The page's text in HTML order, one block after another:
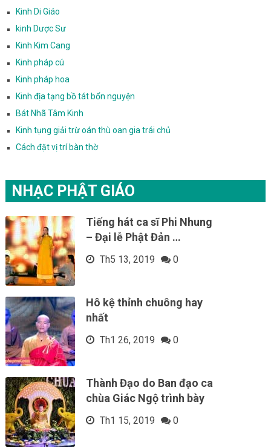
Kinh Di Giáo
kinh Dược Sư
Kinh Kim Cang
Kinh pháp cú
Kinh pháp hoa
Kinh địa tạng bồ tát bổn nguyện
Bát Nhã Tâm Kinh
Kinh tụng giải trừ oán thù oan gia trái chủ
Cách đặt vị trí bàn thờ
NHẠC PHẬT GIÁO
Tiếng hát ca sĩ Phi Nhung
– Đại lễ Phật Đản …
Th5 13, 2019 0
Hô kệ thỉnh chuông hay
nhất
Th1 26, 2019 0
Thành Đạo do Ban đạo ca
chùa Giác Ngộ trình bày
Th1 15, 2019 0